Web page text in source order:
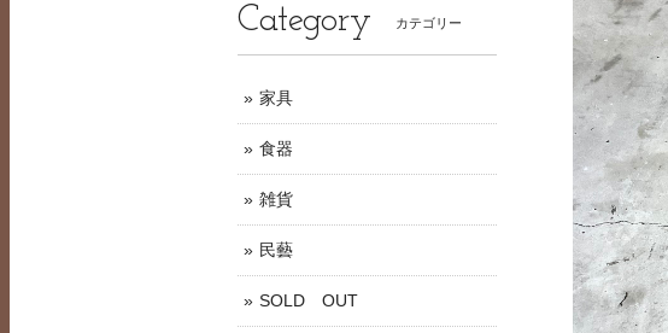
Category カテゴリー
家具
食器
雑貨
民藝
SOLD OUT